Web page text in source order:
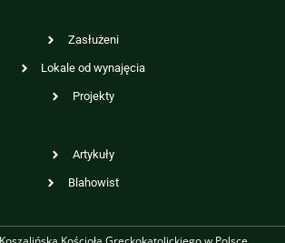
Zasłużeni
Lokale od wynajęcia
Projekty
Artykuły
Blahowist